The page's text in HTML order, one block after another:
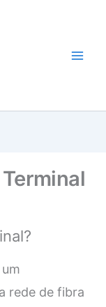
rede de fibra